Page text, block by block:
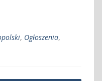
, Ogłoszenia,